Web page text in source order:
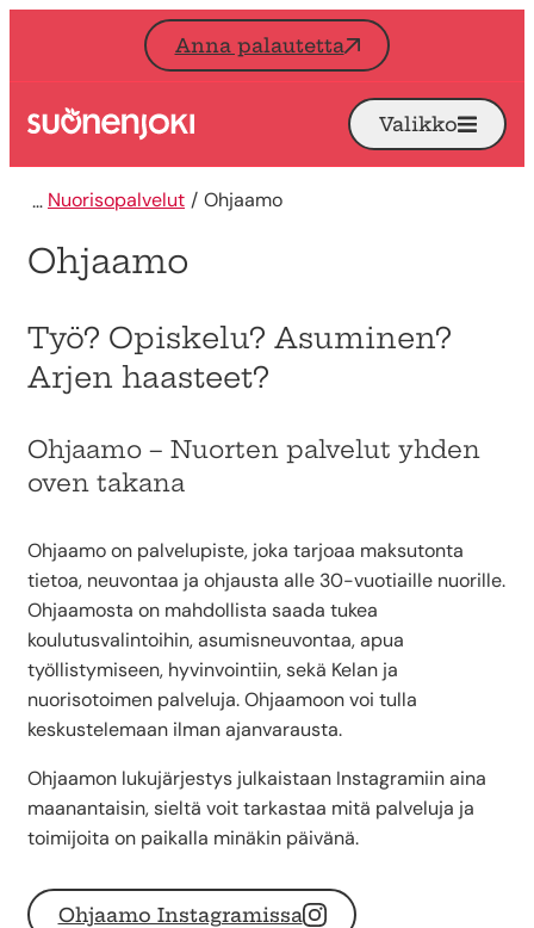
Siirry sisältöön
Anna palautetta
Etusivu Avaa
Valikko
Nuorisopalvelut Ohjaamo
Ohjaamo
Työ? Opiskelu? Asuminen?
Arjen haasteet?
Ohjaamo – Nuorten palvelut yhden
oven takana
Ohjaamo on palvelupiste, joka tarjoaa maksutonta
tietoa, neuvontaa ja ohjausta alle 30-vuotiaille nuorille.
Ohjaamosta on mahdollista saada tukea
koulutusvalintoihin, asumisneuvontaa, apua
työllistymiseen, hyvinvointiin, sekä Kelan ja
nuorisotoimen palveluja. Ohjaamoon voi tulla
keskustelemaan ilman ajanvarausta.
Ohjaamon lukujärjestys julkaistaan Instagramiin aina
maanantaisin, sieltä voit tarkastaa mitä palveluja ja
toimijoita on paikalla minäkin päivänä.
Ohjaamo Instagramissa